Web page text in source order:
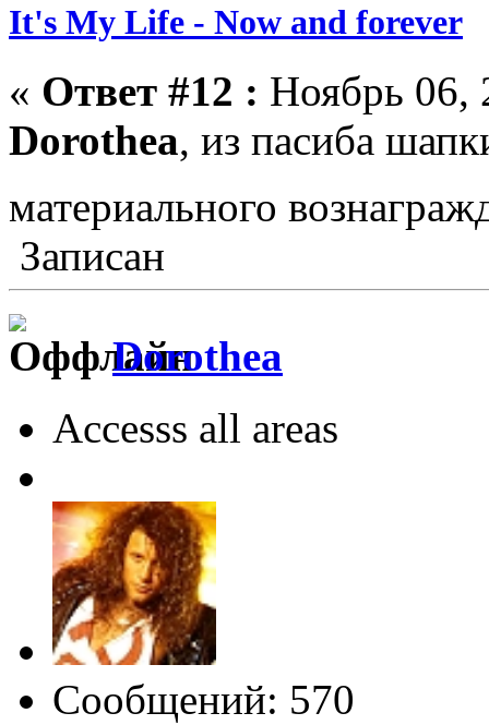
It's My Life - Now and forever
« Ответ #12 : Ноябрь 06,
Dorothea, из пасиба
материального
Записан
Dorothea
Accesss all areas
Сообщений: 570